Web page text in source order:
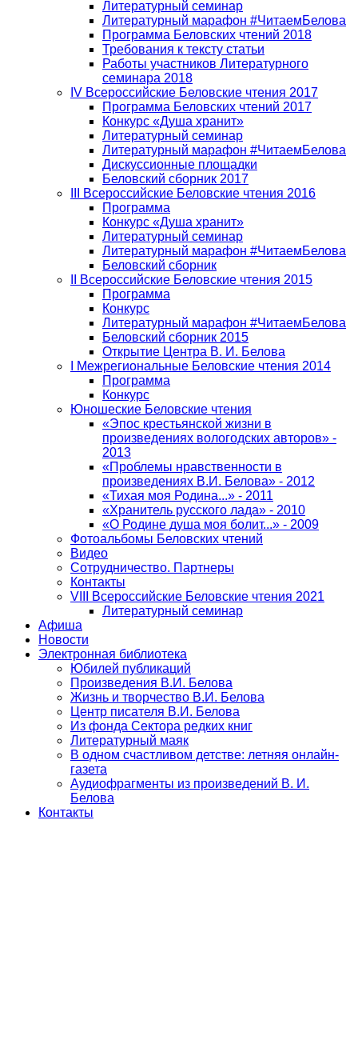
Литературный семинар
Литературный марафон #ЧитаемБелова
Программа Беловских чтений 2018
Требования к тексту статьи
Работы участников Литературного
семинара 2018
IV Всероссийские Беловские чтения 2017
Программа Беловских чтений 2017
Конкурс «Душа хранит»
Литературный семинар
Литературный марафон #ЧитаемБелова
Дискуссионные площадки
Беловский сборник 2017
III Всероссийские Беловские чтения 2016
Программа
Конкурс «Душа хранит»
Литературный семинар
Литературный марафон #ЧитаемБелова
Беловский сборник
II Всероссийские Беловские чтения 2015
Программа
Конкурс
Литературный марафон #ЧитаемБелова
Беловский сборник 2015
Открытие Центра В. И. Белова
I Межрегиональные Беловские чтения 2014
Программа
Конкурс
Юношеские Беловские чтения
«Эпос крестьянской жизни в
произведениях вологодских авторов» -
2013
«Проблемы нравственности в
произведениях В.И. Белова» - 2012
«Тихая моя Родина...» - 2011
«Хранитель русского лада» - 2010
«О Родине душа моя болит...» - 2009
Фотоальбомы Беловских чтений
Видео
Сотрудничество. Партнеры
Контакты
VIII Всероссийские Беловские чтения 2021
Литературный семинар
Афиша
Новости
Электронная библиотека
Юбилей публикаций
Произведения В.И. Белова
Жизнь и творчество В.И. Белова
Центр писателя В.И. Белова
Из фонда Сектора редких книг
Литературный маяк
В одном счастливом детстве: летняя онлайн-
газета
Аудиофрагменты из произведений В. И.
Белова
Контакты